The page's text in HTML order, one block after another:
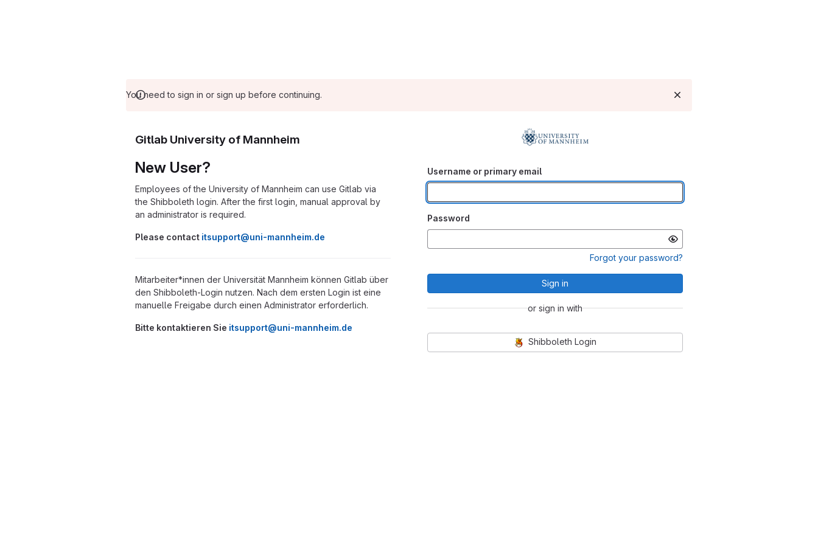
You need to sign in or sign up before continuing.
Gitlab University of Mannheim
New User?
Employees of the University of Mannheim can use Gitlab via
the Shibboleth login. After the first login, manual approval by
an administrator is required.
Please contact itsupport@uni-mannheim.de
Mitarbeiter*innen der Universität Mannheim können Gitlab über
den Shibboleth-Login nutzen. Nach dem ersten Login ist eine
manuelle Freigabe durch einen Administrator erforderlich.
Bitte kontaktieren Sie itsupport@uni-mannheim.de
Username or primary email
Password
Forgot your password?
Sign in
or sign in with
Shibboleth Login